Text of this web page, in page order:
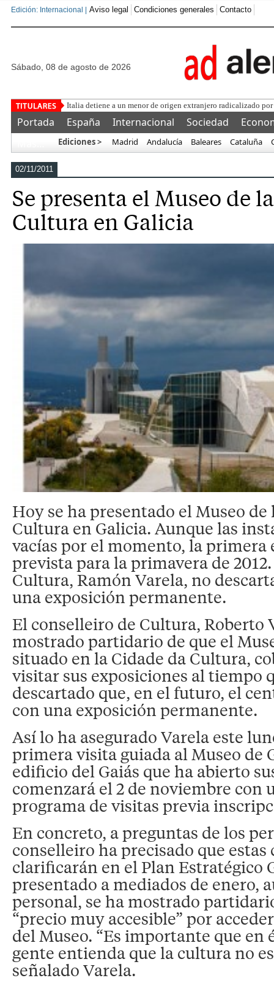
Edición: Internacional | Aviso legal Condiciones generales Contacto
sábado, 08 de agosto de 2026
Una asociación militar
Portada España Internacional Sociedad
Ediciones > Madrid Andalucía Baleares Cataluña
02/11/2011
Se presenta el Museo de
Cultura en Galicia
Hoy se ha presentado el Museo de
Cultura en Galicia. Aunque las
vacías por el momento, la primera
prevista para la primavera de
Cultura, Ramón Varela, no
una exposición permanente.
El conselleiro de Cultura, Roberto
mostrado partidario de que el
situado en la Cidade da Cultura,
visitar sus exposiciones al tiempo
descartado que, en el futuro, el
con una exposición permanente.
Así lo ha asegurado Varela este
primera visita guiada al Museo de
edificio del Gaiás que ha abierto
comenzará el 2 de noviembre con
programa de visitas previa
En concreto, a preguntas de los
conselleiro ha precisado que estas
clarificarán en el Plan Estratégico
presentado a mediados de enero,
personal, se ha mostrado
“precio muy accesible” por
del Museo. “Es importante que en
gente entienda que la cultura no
señalado Varela.